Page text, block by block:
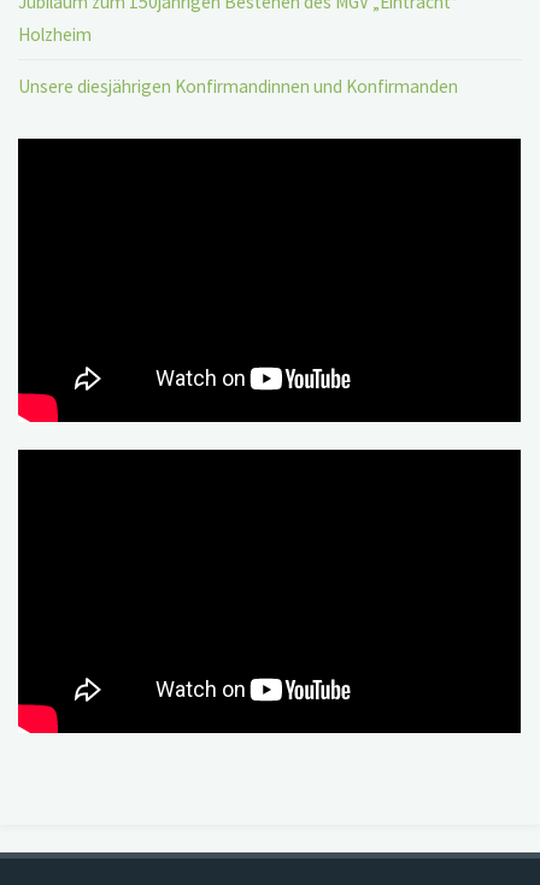
Holzheim
Unsere diesjährigen Konfirmandinnen und Konfirmanden